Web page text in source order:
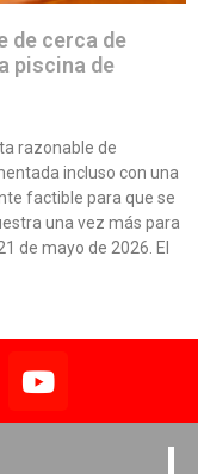
de cerca de
piscina de
razonable de
incluso con una
factible para que se
una vez más para
de mayo de 2026. El